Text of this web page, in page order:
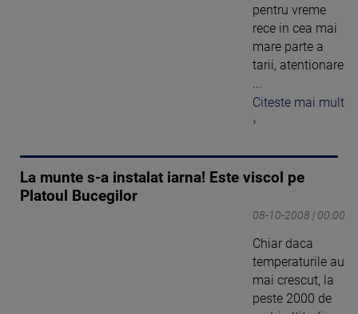
pentru vreme
rece in cea mai
mare parte a
tarii, atentionare
Citeste mai mult
›
La munte s-a instalat iarna! Este viscol pe
Platoul Bucegilor
08-10-2008 | 00:00
Chiar daca
temperaturile au
mai crescut, la
peste 2000 de